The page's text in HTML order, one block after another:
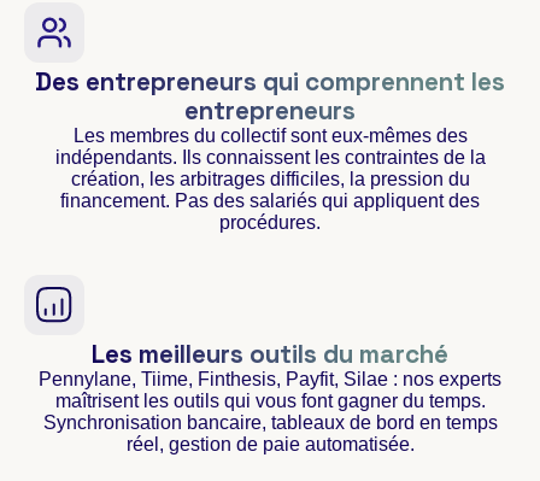
Des entrepreneurs qui comprennent les
entrepreneurs
Les membres du collectif sont eux-mêmes des
indépendants. Ils connaissent les contraintes de la
création, les arbitrages difficiles, la pression du
financement. Pas des salariés qui appliquent des
procédures.
Les meilleurs outils du marché
Pennylane, Tiime, Finthesis, Payfit, Silae : nos experts
maîtrisent les outils qui vous font gagner du temps.
Synchronisation bancaire, tableaux de bord en temps
réel, gestion de paie automatisée.